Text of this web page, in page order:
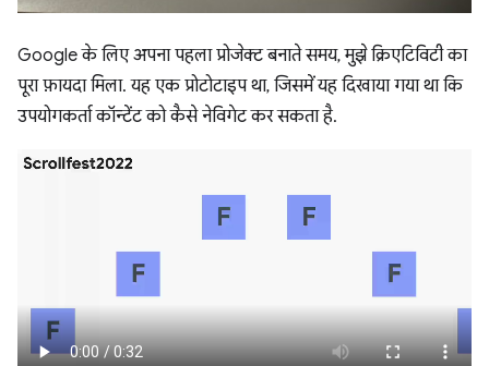
Google के लिए अपना पहला प्रोजेक्ट बनाते समय, मुझे क्रिएटिविटी का
पूरा फ़ायदा मिला. यह एक प्रोटोटाइप था, जिसमें यह दिखाया गया था कि
उपयोगकर्ता कॉन्टेंट को कैसे नेविगेट कर सकता है.